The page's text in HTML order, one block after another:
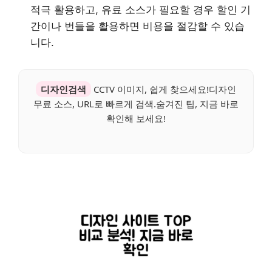
적극 활용하고, 유료 소스가 필요할 경우 할인 기
간이나 번들을 활용하면 비용을 절감할 수 있습
니다.
디자인검색
CCTV 이미지, 쉽게 찾으세요!디자인
무료 소스, URL로 빠르게 검색.숨겨진 팁, 지금 바로
확인해 보세요!